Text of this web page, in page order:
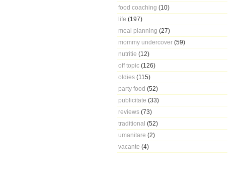
food coaching (10)
life (197)
meal planning (27)
mommy undercover (59)
nutritie (12)
off topic (126)
oldies (115)
party food (52)
publicitate (33)
reviews (73)
traditional (52)
umanitare (2)
vacante (4)